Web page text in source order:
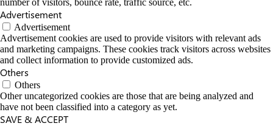
number of visitors, bounce rate, traffic source, etc.
Advertisement
Advertisement
Advertisement cookies are used to provide visitors with relevant ads
and marketing campaigns. These cookies track visitors across websites
and collect information to provide customized ads.
Others
Others
Other uncategorized cookies are those that are being analyzed and
have not been classified into a category as yet.
SAVE & ACCEPT